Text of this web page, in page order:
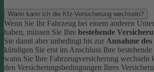
Wann kann ich die Kfz-Versicherung wechseln?
Wenn Sie Ihr Fahrzeug bei einem anderen
haben, müssen Sie Ihre bestehende
Sie damit aber unbedingt bis zur Annahme
kündigen Sie erst im Anschluss Ihre
wann Sie Ihre Fahrzeugversicherung wechseln
den Versicherungsbedingungen Ihres